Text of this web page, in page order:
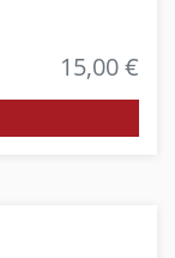
15,00 €